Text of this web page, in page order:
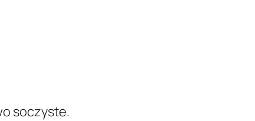
soczyste.